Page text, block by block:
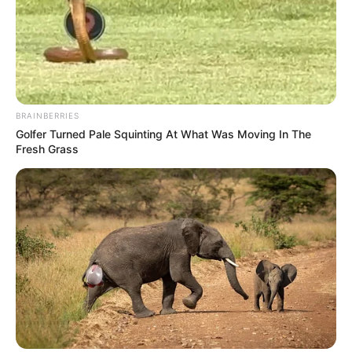
ΤΟ ΣΧΕΔΙΟ ΕΞΕΛΙΣΣΕΤΑΙ ΚΑΙ Ο ΕΧΘΡΟΣ ΕΙΝΑΙ ΣΕ
ΠΑΝΙΚΟ
ΤΑ ΣΚΑΦΗ ΤΩΝ ΦΩΤΕΙΝΩΝ ΟΝΤΟΤΗΤΩΝ ΤΟΥ
ΑΝΘΡΩΠΙΝΟΥ ΕΙΔΟΥΣ…….
BRAINBERRIES
Golfer Turned Pale Squinting At What Was Moving In The
Fresh Grass